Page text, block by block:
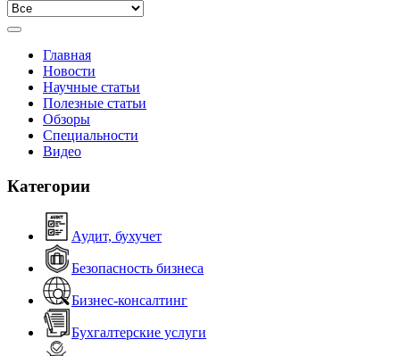
Главная
Новости
Научные статьи
Полезные статьи
Обзоры
Специальности
Видео
Категории
Аудит, бухучет
Безопасность бизнеса
Бизнес-консалтинг
Бухгалтерские услуги